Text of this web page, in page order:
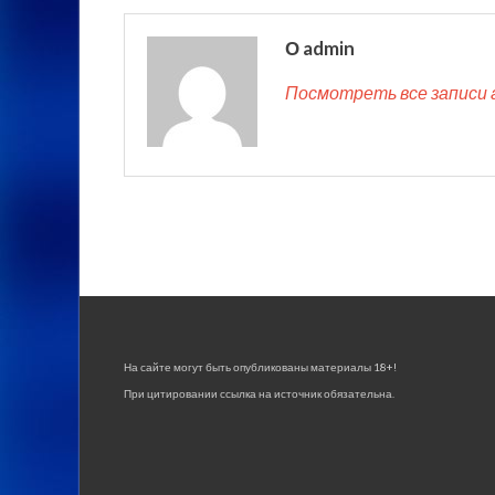
О admin
Посмотреть все записи
На сайте могут быть опубликованы материалы 18+!
При цитировании ссылка на источник обязательна.